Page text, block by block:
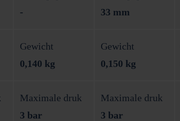
-
33 mm
Gewicht
0,140 kg
Gewicht
0,150 kg
Maximale druk
3 bar
Maximale druk
3 bar